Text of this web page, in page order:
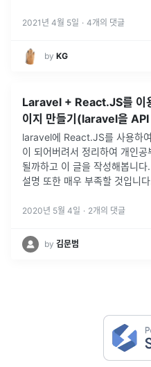
2021년 4월 5일 · 4개의 댓글
by KG
Laravel + React.JS를 이
이지 만들기(laravel을 API
laravel에 React.JS를 사용하
이 되어버려서 정리하여 개인
될까하고 이 글을 작성해봅니
설명 또한 매우 부족할 것입니
2020년 5월 4일 · 2개의 댓글
by 김문범